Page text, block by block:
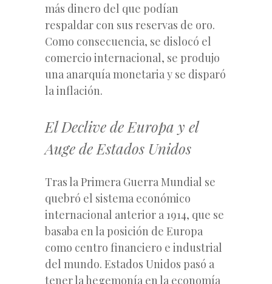
más dinero del que podían
respaldar con sus reservas de oro.
Como consecuencia, se dislocó el
comercio internacional, se produjo
una anarquía monetaria y se disparó
la inflación.
El Declive de Europa y el
Auge de Estados Unidos
Tras la Primera Guerra Mundial se
quebró el sistema económico
internacional anterior a 1914, que se
basaba en la posición de Europa
como centro financiero e industrial
del mundo. Estados Unidos pasó a
tener la hegemonía en la economía